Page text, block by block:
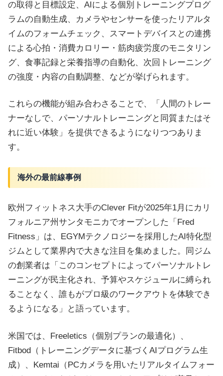
の取得と目標設定、AIによる個別トレーニングプログ
ラムの自動生成、カメラやセンサーを使ったリアルタ
イムのフォームチェック、スマートデバイスとの連携
による心拍・消費カロリー・筋肉疲労度のモニタリン
グ、食事記録と栄養指導の自動化、次回トレーニング
の強度・内容の自動調整、などが挙げられます。
これらの機能が組み合わさることで、「人間のトレー
ナーなしで、パーソナルトレーニングと同質またはそ
れに近い体験」を提供できるようになりつつありま
す。
海外の最前線事例
欧州フィットネス大手のClever Fitが2025年1月にカリ
フォルニア州サンタモニカでオープンした「Fred
Fitness」は、EGYMテクノロジーを採用したAI特化型
ジムとして業界内で大きな注目を集めました。同ジム
の創業者は「このコンセプトによってパーソナルトレ
ーニングが民主化され、予算やスケジュールに縛られ
ることなく、誰もがプロ級のワークアウトを体験でき
るようになる」と語っています。
米国では、Freeletics（個別プランの最適化）、
Fitbod（トレーニングデータに基づくAIプログラム生
成）、Kemtai（PCカメラを用いたリアルタイムフォー